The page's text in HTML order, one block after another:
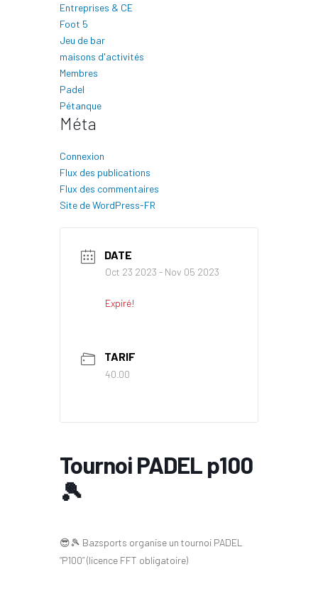
Entreprises & CE
Foot 5
Jeu de bar
maisons d'activités
Membres
Padel
Pétanque
Méta
Connexion
Flux des publications
Flux des commentaires
Site de WordPress-FR
DATE
Oct 23 2023 - Nov 05 2023
Expiré!
TARIF
40.00
Tournoi PADEL p100
🎾
😎🎾 Bazsports organise un tournoi PADEL
“P100” (licence FFT obligatoire)